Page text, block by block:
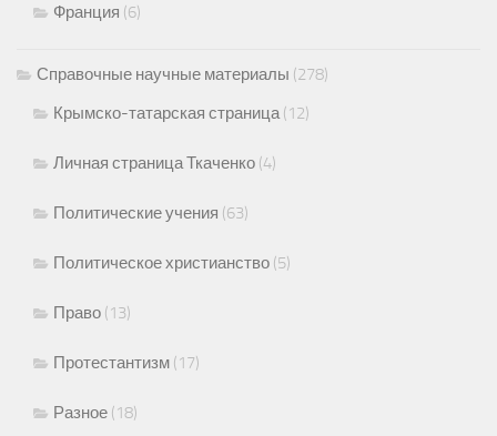
Франция (6)
Справочные научные материалы (278)
Крымско-татарская страница(12)
Личная страница Ткаченко (4)
Политические учения (63)
Политическое христианство (5)
Право (13)
Протестантизм (17)
Разное (18)